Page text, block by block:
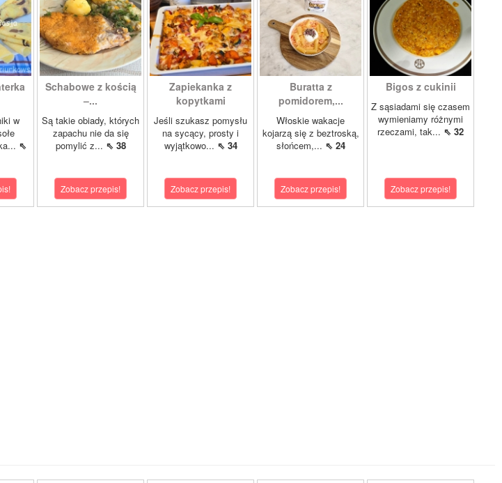
w
⇖
Schabowe z kością
–...
Są takie obiady, których
zapachu nie da się
pomylić z... ⇖ 38
Zobacz przepis!
Zapiekanka z
kopytkami
Jeśli szukasz pomysłu
na sycący, prosty i
wyjątkowo... ⇖ 34
Zobacz przepis!
Buratta z
pomidorem,...
Włoskie wakacje
kojarzą się z beztroską,
słońcem,... ⇖ 24
Zobacz przepis!
Bigos z cukinii
Z sąsiadami się czasem
wymieniamy różnymi
rzeczami, tak... ⇖ 32
Zobacz przepis!